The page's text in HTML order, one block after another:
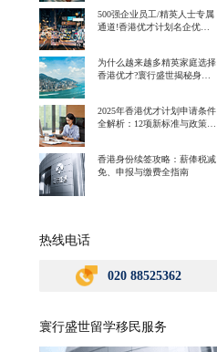
500强企业员工/精英人士专属
通道!香港优才计划名企优势
为什么越来越多精英家庭选择
香港优才?寰行盛世揭秘身份
2025年香港优才计划申请条件
全解析：12项新标准与政策解
香港身份续签攻略：薪俸税减
免、申报与缴费全指南
热线电话
020 88525362
寰行盛世留学移民服务